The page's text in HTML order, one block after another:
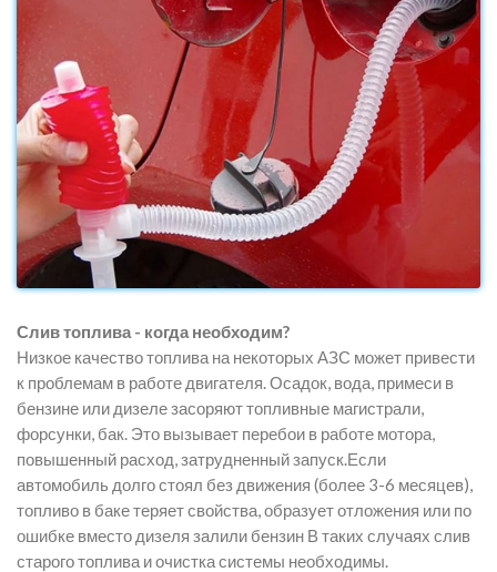
Слив топлива - когда необходим?
Низкое качество топлива на некоторых АЗС может привести
к проблемам в работе двигателя. Осадок, вода, примеси в
бензине или дизеле засоряют топливные магистрали,
форсунки, бак. Это вызывает перебои в работе мотора,
повышенный расход, затрудненный запуск.Если
автомобиль долго стоял без движения (более 3-6 месяцев),
топливо в баке теряет свойства, образует отложения или по
ошибке вместо дизеля залили бензин В таких случаях слив
старого топлива и очистка системы необходимы.